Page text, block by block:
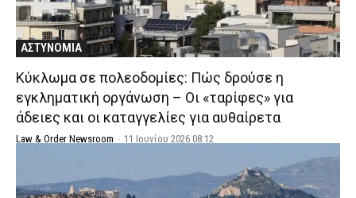
ΑΣΤΥΝΟΜΙΑ
Κύκλωμα σε πολεοδομίες: Πώς δρούσε η
εγκληματική οργάνωση – Οι «ταρίφες» για
άδειες και οι καταγγελίες για αυθαίρετα
Law & Order Newsroom - 11 Ιουνίου 2026 08:12